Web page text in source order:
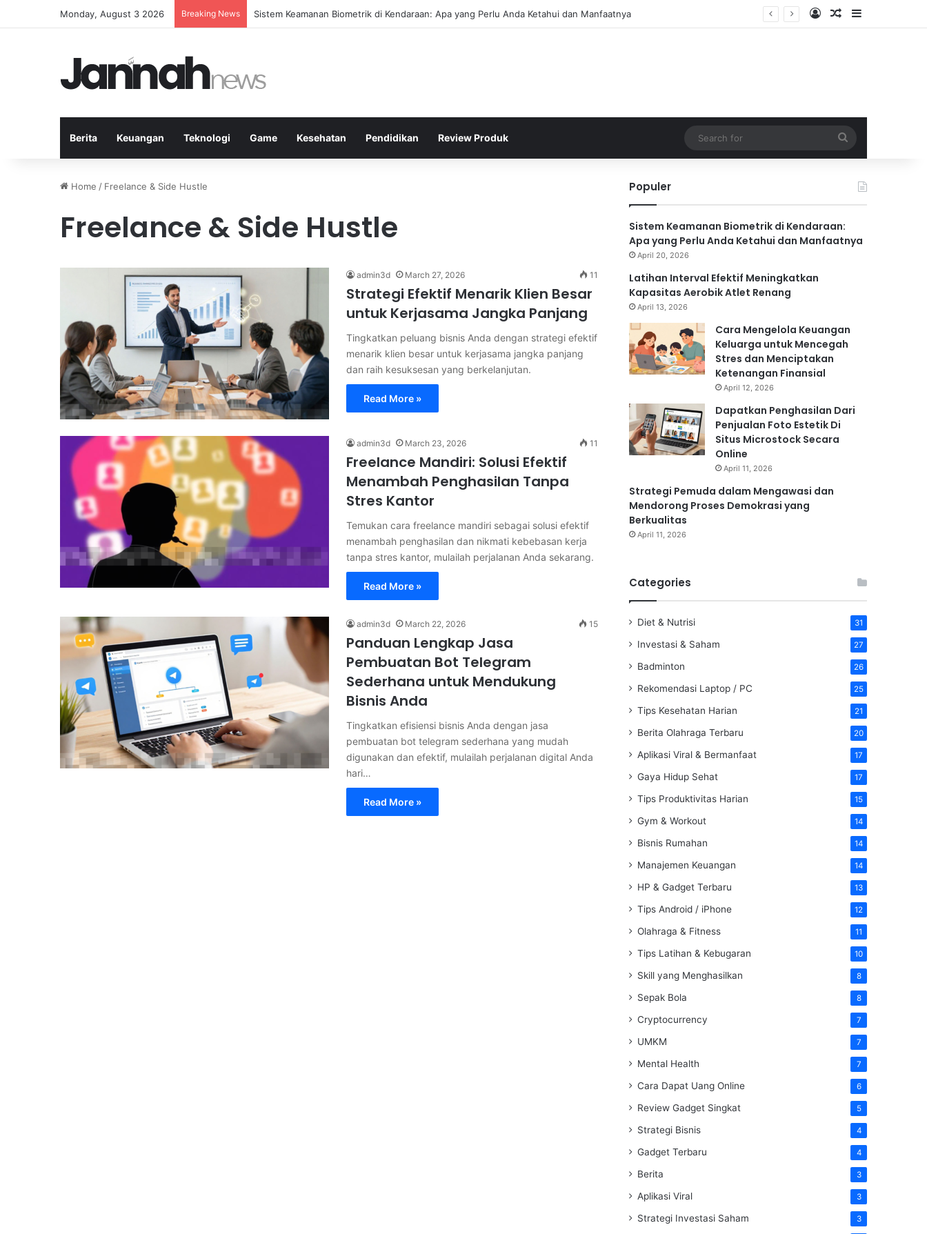
Monday, August 3 2026 Breaking News Latihan Interval Efektif Meningkatkan Kapasitas Aerobik Atlet Renang Log InRandom Article
Sidebar
Berita Keuangan Teknologi Game Kesehatan Pendidikan Review Produk
for
Home / Freelance & Side Hustle
Freelance & Side Hustle
admin3d March 27, 2026 11
Strategi Efektif Menarik Klien Besar
untuk Kerjasama Jangka Panjang
Tingkatkan peluang bisnis Anda dengan strategi efektif
menarik klien besar untuk kerjasama jangka panjang
dan raih kesuksesan yang berkelanjutan.
Read More »
admin3d March 23, 2026 11
Freelance Mandiri: Solusi Efektif
Menambah Penghasilan Tanpa
Stres Kantor
Temukan cara freelance mandiri sebagai solusi efektif
menambah penghasilan dan nikmati kebebasan kerja
tanpa stres kantor, mulailah perjalanan Anda sekarang.
Read More »
admin3d March 22, 2026 15
Panduan Lengkap Jasa
Pembuatan Bot Telegram
Sederhana untuk Mendukung
Bisnis Anda
Tingkatkan efisiensi bisnis Anda dengan jasa
pembuatan bot telegram sederhana yang mudah
digunakan dan efektif, mulailah perjalanan digital Anda
hari…
Read More »
Populer
Sistem Keamanan Biometrik di Kendaraan:
Apa yang Perlu Anda Ketahui dan Manfaatnya
April 20, 2026
Latihan Interval Efektif Meningkatkan
Kapasitas Aerobik Atlet Renang
April 13, 2026
Cara Mengelola Keuangan
Keluarga untuk Mencegah
Stres dan Menciptakan
Ketenangan Finansial
April 12, 2026
Dapatkan Penghasilan Dari
Penjualan Foto Estetik Di
Situs Microstock Secara
Online
April 11, 2026
Strategi Pemuda dalam Mengawasi dan
Mendorong Proses Demokrasi yang
Berkualitas
April 11, 2026
Categories
Diet & Nutrisi 31
Investasi & Saham 27
Badminton 26
Rekomendasi Laptop / PC 25
Tips Kesehatan Harian 21
Berita Olahraga Terbaru 20
Aplikasi Viral & Bermanfaat 17
Gaya Hidup Sehat 17
Tips Produktivitas Harian 15
Gym & Workout 14
Bisnis Rumahan 14
Manajemen Keuangan 14
HP & Gadget Terbaru 13
Tips Android / iPhone 12
Olahraga & Fitness 11
Tips Latihan & Kebugaran 10
Skill yang Menghasilkan 8
Sepak Bola 8
Cryptocurrency 7
UMKM 7
Mental Health 7
Cara Dapat Uang Online 6
Review Gadget Singkat 5
Strategi Bisnis 4
Gadget Terbaru 4
Berita 3
Aplikasi Viral 3
Strategi Investasi Saham 3